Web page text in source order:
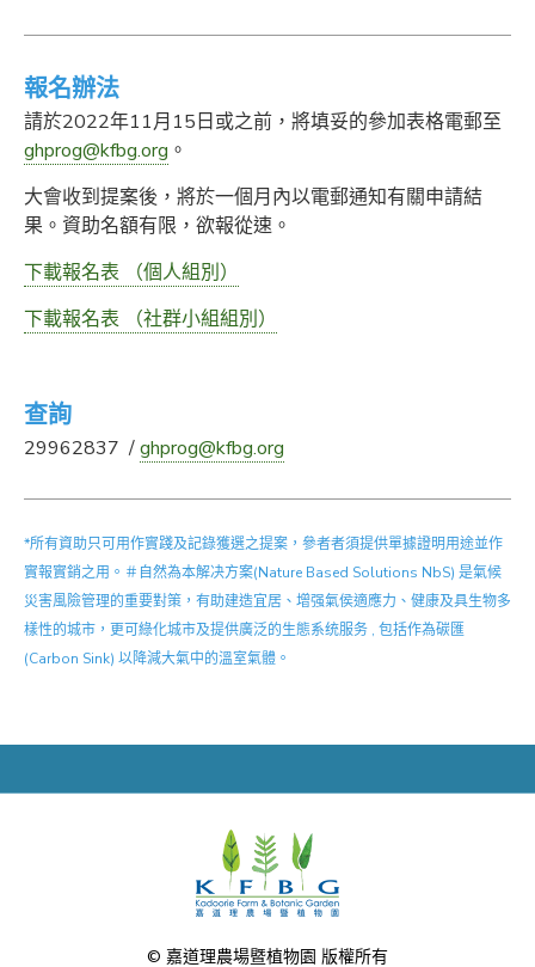
報名辦法
請於2022年11月15日或之前，將填妥的參加表格電郵至
ghprog@kfbg.org 。
大會收到提案後，將於一個月內以電郵通知有關申請結
果。資助名額有限，欲報從速。
下載報名表 （個人組別）
下載報名表 （社群小組組別）
查詢
29962837 /ghprog@kfbg.org
*所有資助只可用作實踐及記錄獲選之提案，參者者須提供單據證明用途並作
實報實銷之用。＃自然為本解决方案(Nature Based Solutions NbS) 是氣候
災害風險管理的重要對策，有助建造宜居、增强氣侯適應力、健康及具生物多
樣性的城市，更可綠化城市及提供廣泛的生態系统服务 , 包括作為碳匯
(Carbon Sink) 以降減大氣中的溫室氣體。
© 嘉道理農場暨植物園 版權所有